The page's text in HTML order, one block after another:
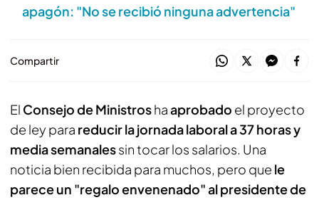
apagón: "No se recibió ninguna advertencia"
Compartir
El Consejo de Ministroshaaprobado el proyecto
de ley para reducir la jornada laboral a 37 horas y
media semanalessin tocar los salarios. Una
noticia bien recibida para muchos, pero que le
parece un "regalo envenenado" al presidente de